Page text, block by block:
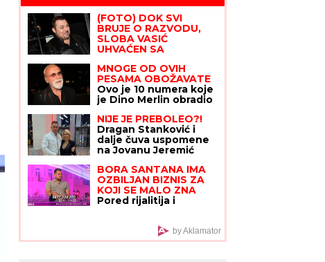
(FOTO) DOK SVI
BRUJE O RAZVODU,
SLOBA VASIĆ
UHVAĆEN SA
zajednička fotografija,
zajedno ispod šatora
MNOGE OD OVIH
PESAMA OBOŽAVATE
Ovo je 10 numera koje
je Dino Merlin obradio
ostaćete u čudu kad
vidite spisak
NIJE JE PREBOLEO?!
Dragan Stanković i
dalje čuva uspomene
na Jovanu Jeremić
novom devojkom
BORA SANTANA IMA
OZBILJAN BIZNIS ZA
KOJI SE MALO ZNA
Pored rijalitija i
"Ljudi mi dolaze
svakodnevno"
by Aklamator